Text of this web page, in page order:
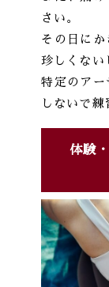
さい。
その日に
珍しくない
特定のアー
しないで練
体験